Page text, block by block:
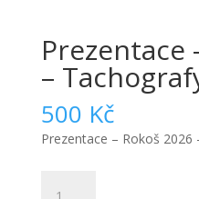
Prezentace
–
500 Kč
Prezentace – Rokoš 2026